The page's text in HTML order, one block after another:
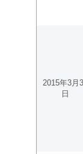
2015年3月
日